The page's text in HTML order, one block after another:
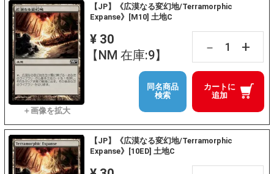
【JP】《広漠なる変幻地/Terramorphic
Expanse》[M10] 土地C
¥ 30
【NM 在庫:9】
－ +
カートに
追加
同名商品
検索
【JP】《広漠なる変幻地/Terramorphic
Expanse》[10ED] 土地C